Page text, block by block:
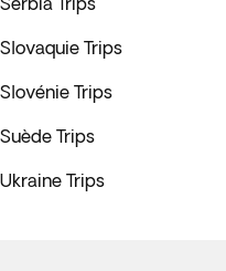
Slovaquie Trips
Slovénie Trips
Suède Trips
Ukraine Trips